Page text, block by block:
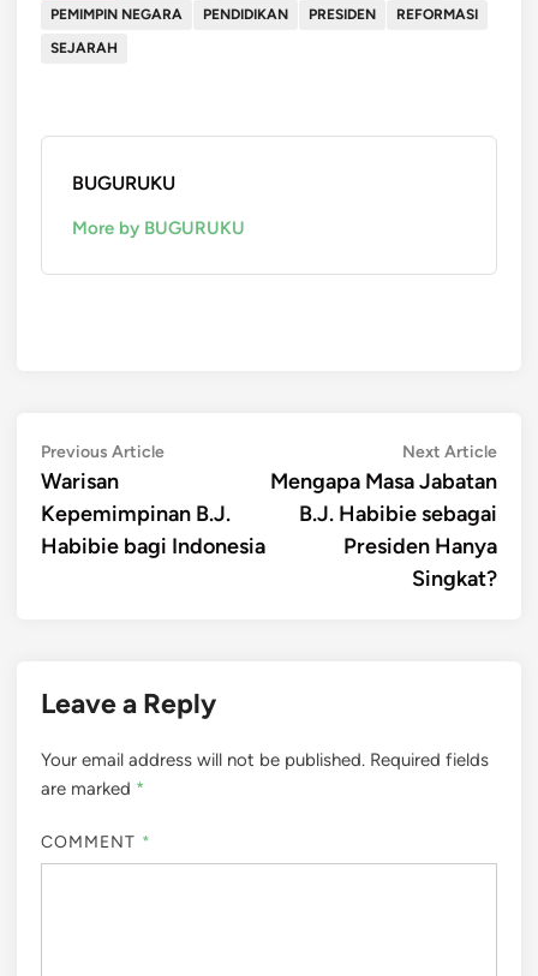
PEMIMPIN NEGARA
PENDIDIKAN PRESIDEN
REFORMASI
SEJARAH
BUGURUKU
More by BUGURUKU
Post
navigation
Previous ArticlePrevious
Warisan
Kepemimpinan B.J.
Habibie bagi Indonesia
Next ArticleNext
Mengapa Masa Jabatan
B.J. Habibie sebagai
Presiden Hanya
Singkat?
Leave a Reply
Your email address will not be published. Required fields
are marked *
COMMENT *